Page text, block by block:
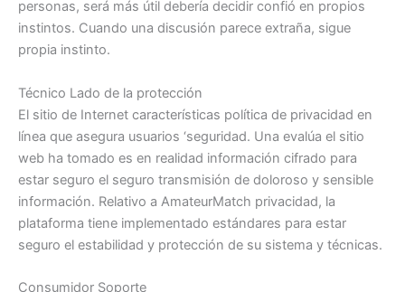
personas, será más útil debería decidir confió en propios
instintos. Cuando una discusión parece extraña, sigue
propia instinto.
Técnico Lado de la protección
El sitio de Internet características política de privacidad en
línea que asegura usuarios ‘seguridad. Una evalúa el sitio
web ha tomado es en realidad información cifrado para
estar seguro el seguro transmisión de doloroso y sensible
información. Relativo a AmateurMatch privacidad, la
plataforma tiene implementado estándares para estar
seguro el estabilidad y protección de su sistema y técnicas.
Consumidor Soporte